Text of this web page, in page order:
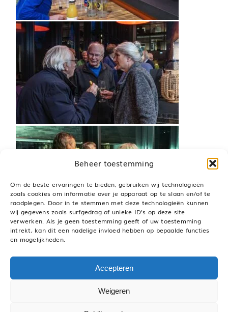
Beheer toestemming
Om de beste ervaringen te bieden, gebruiken wij technologieën
zoals cookies om informatie over je apparaat op te slaan en/of te
raadplegen. Door in te stemmen met deze technologieën kunnen
wij gegevens zoals surfgedrag of unieke ID's op deze site
verwerken. Als je geen toestemming geeft of uw toestemming
intrekt, kan dit een nadelige invloed hebben op bepaalde functies
en mogelijkheden.
Accepteren
Weigeren
2026 VGOmedia – Alle rechten voorbehouden